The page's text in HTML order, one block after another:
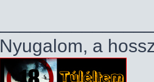
Nyugalom, a